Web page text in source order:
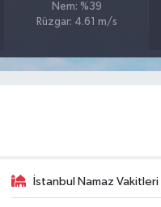
Nem: %39
Rüzgar: 4.61 m/s
İstanbul Namaz Vakitleri